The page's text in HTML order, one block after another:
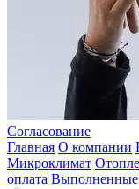
Согласование
Главная О компании
Микроклимат
оплата Выполненные